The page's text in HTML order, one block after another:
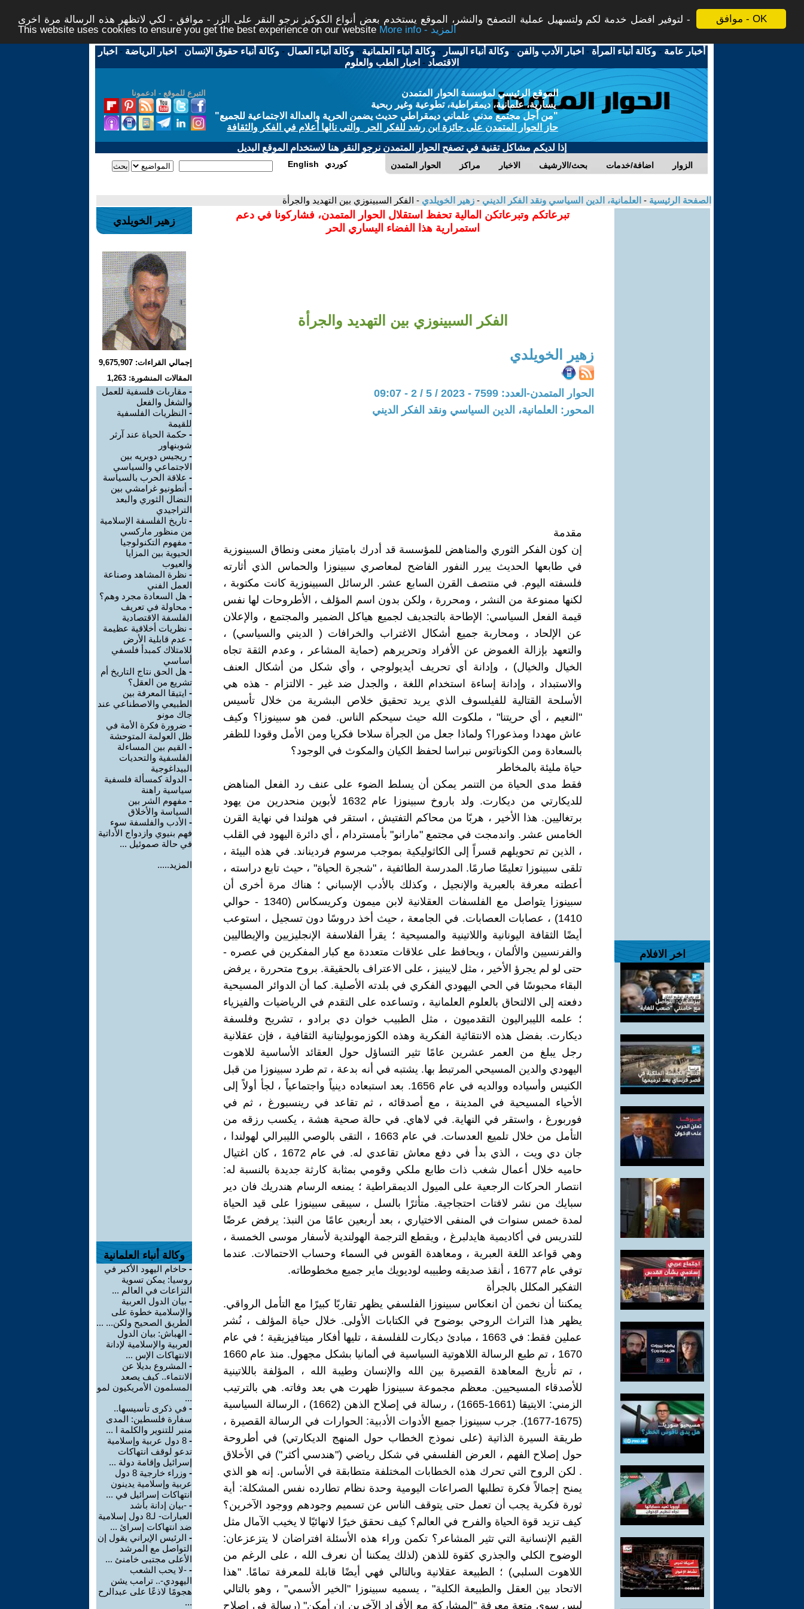
موافق - OK
لتوفير افضل خدمة لكم ولتسهيل عملية التصفح والنشر، الموقع يستخدم بعض أنواع الكوكيز نرجو النقر على الزر - موافق - لكي لاتظهر هذه الرسالة مرة اخرى -
This website uses cookies to ensure you get the best experience on our website
More info - المزيد
أخبار عامة -وكالة أنباء المرأة - اخبار الأدب والفن -وكالة أنباء اليسار -وكالة أنباء العلمانية -وكالة أنباء العمال -وكالة أنباء حقوق الإنسان - اخبار الرياضة - اخبار
الاقتصاد - اخبار الطب والعلوم
التبرع للموقع - ادعمونا
الموقع الرئيسي لمؤسسة الحوار المتمدن
يسارية، علمانية، ديمقراطية، تطوعية وغير ربحية
"من أجل مجتمع مدني علماني ديمقراطي حديث يضمن الحرية والعدالة الاجتماعية للجميع"
حاز الحوار المتمدن على جائزة ابن رشد للفكر الحر والتى نالها أعلام في الفكر والثقافة
إذا لديكم مشاكل تقنية في تصفح الحوار المتمدن نرجو النقر هنا لاستخدام الموقع البديل
الحوار المتمدن مراكز الاخبار بحث/الارشيف اضافة/خدمات الزوار English كوردي
الصفحة الرئيسية - العلمانية، الدين السياسي ونقد الفكر الديني - زهير الخويلدي - الفكر السبينوزي بين التهديد والجرأة
اخر الافلام
تبرعاتكم وتبرعاتكن المالية تحفظ استقلال الحوار المتمدن، فشاركونا في دعم
استمرارية هذا الفضاء اليساري الحر
الفكر السبينوزي بين التهديد والجرأة
زهير الخويلدي
الحوار المتمدن-العدد: 7599 - 2023 / 5 / 2 - 09:07
المحور: العلمانية، الدين السياسي ونقد الفكر الديني
مقدمة
إن كون الفكر الثوري والمناهض للمؤسسة قد أدرك بامتياز معنى ونطاق السبينوزية
في طابعها الحديث يبرر النفور الفاضح لمعاصري سبينوزا والحماس الذي أثارته
فلسفته اليوم. في منتصف القرن السابع عشر. الرسائل السبينوزية كانت مكتوبة ،
لكنها ممنوعة من النشر ، ومحررة ، ولكن بدون اسم المؤلف ، الأطروحات لها نفس
قيمة الفعل السياسي: الإطاحة بالتجديف لجميع هياكل الضمير والمجتمع ، والإعلان
عن الإلحاد ، ومحاربة جميع أشكال الاغتراب والخرافات ( الديني والسياسي) ،
والتعهد بإزالة الغموض عن الأفراد وتحريرهم (حماية المشاعر ، وعدم الثقة تجاه
الخيال والخيال) ، وإدانة أي تحريف أيديولوجي ، وأي شكل من أشكال العنف
والاستبداد ، وإدانة إساءة استخدام اللغة ، والجدل ضد غير - الالتزام - هذه هي
الأسلحة القتالية للفيلسوف الذي يريد تحقيق خلاص البشرية من خلال تأسيس
"النعيم ، أي حريتنا" ، ملكوت الله حيث سيحكم الناس. فمن هو سبينوزا؟ وكيف
عاش مهددا ومذعورا؟ ولماذا جعل من الجرأة سلاحا فكريا ومن الأمل وقودا للظفر
بالسعادة ومن الكوناتوس نبراسا لحفظ الكيان والمكوث في الوجود؟
حياة مليئة بالمخاطر
فقط مدى الحياة من التنمر يمكن أن يسلط الضوء على عنف رد الفعل المناهض
للديكارتي من ديكارت. ولد باروخ سبينوزا عام 1632 لأبوين منحدرين من يهود
برتغاليين. هذا الأخير ، هربًا من محاكم التفتيش ، استقر في هولندا في نهاية القرن
الخامس عشر. واندمجت في مجتمع "مارانو" بأمستردام ، أي دائرة اليهود في القلب
، الذين تم تحويلهم قسراً إلى الكاثوليكية بموجب مرسوم فرديناند. في هذه البيئة ،
تلقى سبينوزا تعليمًا صارمًا. المدرسة الطائفية ، "شجرة الحياة" ، حيث تابع دراسته ،
أعطته معرفة بالعبرية والإنجيل ، وكذلك بالأدب الإسباني ؛ هناك مرة أخرى أن
سبينوزا يتواصل مع الفلسفات العقلانية لابن ميمون وكريسكاس (1340 - حوالي
1410) ، عصابات العصابات. في الجامعة ، حيث أخذ دروسًا دون تسجيل ، استوعب
أيضًا الثقافة اليونانية واللاتينية والمسيحية ؛ يقرأ الفلاسفة الإنجليزيين والإيطاليين
والفرنسيين والألمان ، ويحافظ على علاقات متعددة مع كبار المفكرين في عصره -
حتى لو لم يجرؤ الأخير ، مثل لايبنيز ، على الاعتراف بالحقيقة. بروح متحررة ، يرفض
البقاء محبوسًا في الحي اليهودي الفكري في بلدته الأصلية. كما أن الدوائر المسيحية
دفعته إلى الالتحاق بالعلوم العلمانية ، وتساعده على التقدم في الرياضيات والفيزياء
؛ علمه الليبراليون التقدميون ، مثل الطبيب خوان دي برادو ، تشريح وفلسفة
ديكارت. بفضل هذه الانتقائية الفكرية وهذه الكوزموبوليتانية الثقافية ، فإن عقلانية
رجل يبلغ من العمر عشرين عامًا تثير التساؤل حول العقائد الأساسية للاهوت
اليهودي والدين المسيحي المرتبط بها. يشتبه في أنه بدعة ، تم طرد سبينوزا من قبل
الكنيس وأسياده ووالديه في عام 1656. بعد استبعاده دينياً واجتماعياً ، لجأ أولاً إلى
الأحياء المسيحية في المدينة ، مع أصدقائه ، ثم تقاعد في رينسبورغ ، ثم في
فوربورغ ، واستقر في النهاية. في لاهاي. في حالة صحية هشة ، يكسب رزقه من
التأمل من خلال تلميع العدسات. في عام 1663 ، التقى بالوصي الليبرالي لهولندا ،
جان دي ويت ، الذي بدأ في دفع معاش تقاعدي له. في عام 1672 ، كان اغتيال
حاميه خلال أعمال شغب ذات طابع ملكي وقومي بمثابة كارثة جديدة بالنسبة له:
انتصار الحركات الرجعية على الميول الديمقراطية ؛ يمنعه الرسام هندريك فان دير
سبايك من نشر لافتات احتجاجية. متأثرًا بالسل ، سيبقى سبينوزا على قيد الحياة
لمدة خمس سنوات في المنفى الاختياري ، بعد أربعين عامًا من النبذ: يرفض عرضًا
للتدريس في أكاديمية هايدلبرغ ، ويقطع الترجمة الهولندية لأسفار موسى الخمسة ،
وهي قواعد اللغة العبرية ، ومعاهدة القوس في السماء وحساب الاحتمالات. عندما
توفي عام 1677 ، أنقذ صديقه وطبيبه لوديويك ماير جميع مخطوطاته.
التفكير المكلل بالجرأة
يمكننا أن نخمن أن انعكاس سبينوزا الفلسفي يظهر تقاربًا كبيرًا مع التأمل الرواقي.
يظهر هذا التراث الروحي بوضوح في الكتابات الأولى. خلال حياة المؤلف ، نُشر
عملين فقط: في 1663 ، مبادئ ديكارت للفلسفة ، تليها أفكار ميتافيزيقية ؛ في عام
1670 ، تم طبع الرسالة اللاهوتية السياسية في ألمانيا بشكل مجهول. منذ عام 1660
، تم تأريخ المعاهدة القصيرة بين الله والإنسان وطيبة الله ، المؤلفة باللاتينية
للأصدقاء المسيحيين. معظم مجموعة سبينوزا ظهرت هي بعد وفاته. هي بالترتيب
الزمني: الايتيقا (1661-1665) ، رسالة في إصلاح الذهن (1662) ، الرسالة السياسية
(1675-1677). جرب سبينوزا جميع الأدوات الأدبية: الحوارات في الرسالة القصيرة ،
طريقة السيرة الذاتية (على نموذج الخطاب حول المنهج الديكارتي) في أطروحة
حول إصلاح الفهم ، العرض الفلسفي في شكل رياضي ("هندسي أكثر") في الأخلاق
. لكن الروح التي تحرك هذه الخطابات المختلفة متطابقة في الأساس. إنه هو الذي
يمنح إجمالاً فكرة تطلبها الصراعات اليومية وحدة نظام تطارده نفس المشكلة: أية
ثورة فكرية يجب أن تعمل حتى يتوقف الناس عن تسميم وجودهم ووجود الآخرين؟
كيف تزيد قوة الحياة والفرح في العالم؟ كيف نحقق خيرًا لانهائيًا لا يخيب الآمال مثل
القيم الإنسانية التي تثير المشاعر؟ تكمن وراء هذه الأسئلة افتراضان لا يتزعزعان:
الوضوح الكلي والجذري كقوة للذهن (لذلك يمكننا أن نعرف الله ، على الرغم من
اللاهوت السلبي) ؛ الطبيعة عقلانية وبالتالي فهي أيضًا قابلة للمعرفة تمامًا. "هذا
الاتحاد بين العقل والطبيعة الكلية" ، يسميه سبينوزا "الخير الأسمي" ، وهو بالتالي
ليس سوى متعة معرفة "المشاركة مع الأفراد الآخرين إن أمكن" (رسالة في إصلاح
زهير الخويلدي
إجمالي القراءات: 9,675,907
المقالات المنشورة: 1,263
- مقاربات فلسفية للعمل
والشغل والفعل
- النظريات الفلسفية
للقيمة
- حكمة الحياة عند آرثر
شوبنهاور
- ريجيس دوبريه بين
الاجتماعي والسياسي
- علاقة الحرب بالسياسة
- أنطونيو غرامشي بين
النضال الثوري والبعد
التراجيدي
- تاريخ الفلسفة الإسلامية
من منظور ماركسي
- مفهوم التكنولوجيا
الحيوية بين المزايا
والعيوب
- نظرة المشاهد وصناعة
العمل الفني
- هل السعادة مجرد وهم؟
- محاولة في تعريف
الفلسفة الاقتصادية
- نظريات أخلاقية عظيمة
- عدم قابلية الأرض
للامتلاك كمبدأ فلسفي
أساسي
- هل الحق نتاج التاريخ أم
تشريع من العقل؟
- ايتيقا المعرفة بين
الطبيعي والاصطناعي عند
جاك مونو
- ضرورة فكرة الأمة في
ظل العولمة المتوحشة
- القيم بين المساءلة
الفلسفية والتحديات
البيداغوجية
- الدولة كمسألة فلسفية
سياسية راهنة
- مفهوم الشر بين
السياسة والأخلاق
- الأدب والفلسفة سوء
فهم بنيوي وازدواج الأداتية
في حالة صموئيل ...
المزيد.....
وكالة أنباء العلمانية
- حاخام اليهود الأكبر في
روسيا: يمكن تسوية
النزاعات في العالم ...
- بيان الدول العربية
والإسلامية خطوة على
الطريق الصحيح ولكن... ...
- الهباش: بيان الدول
العربية والإسلامية لإدانة
الانتهاكات الإس ...
- المشروع بديلا عن
الانتماء.. كيف يصعد
المسلمون الأمريكيون لمو
...
- في ذكرى تأسيسها..
سفارة فلسطين: المدى
منبر للتنوير والكلمة ا ...
-
8 دول عربية وإسلامية
تدعو لوقف انتهاكات
إسرائيل وإقامة دولة ...
-
وزراء خارجية 8 دول
عربية وإسلامية يدينون
انتهاكات إسرائيل في ...
- -بيان إدانة بأشد
العبارات- لـ8 دول إسلامية
ضد انتهاكات إسرائ ...
- الرئيس الإيراني يقول إن
التواصل مع المرشد
الأعلى مجتبى خامنئ ...
- -لا يحب الشعب
اليهودي-.. ترامب يشن
هجومًا لاذعًا على عبدالرح
...